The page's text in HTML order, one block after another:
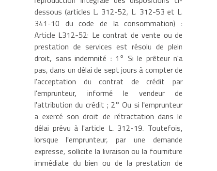
dessous (articles L. 312-52, L. 312-53 et L.
341-10 du code de la consommation) :
Article L312-52: Le contrat de vente ou de
prestation de services est résolu de plein
droit, sans indemnité : 1° Si le prêteur n'a
pas, dans un délai de sept jours à compter de
l'acceptation du contrat de crédit par
l'emprunteur, informé le vendeur de
l'attribution du crédit ; 2° Ou si l'emprunteur
a exercé son droit de rétractation dans le
délai prévu à l'article L. 312-19. Toutefois,
lorsque l'emprunteur, par une demande
expresse, sollicite la livraison ou la fourniture
immédiate du bien ou de la prestation de